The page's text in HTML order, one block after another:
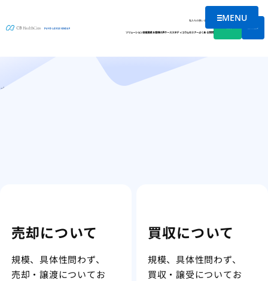
メニュー
MENU
私たちの想い会社情報
ソリューション支援実績お客様の声ケーススタディコラムセミナーよくある質問
お問合せ一覧
ホーム
売却について
規模、具体性問わず、
売却・譲渡についてお
買収について
規模、具体性問わず、
買収・譲受についてお